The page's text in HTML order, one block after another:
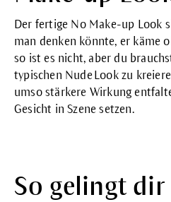
Der fertige No Make-up Look
man denken könnte, er käme
so ist es nicht, aber du
typischen Nude Look zu
umso stärkere Wirkung
Gesicht in Szene setzen.
So gelingt dir